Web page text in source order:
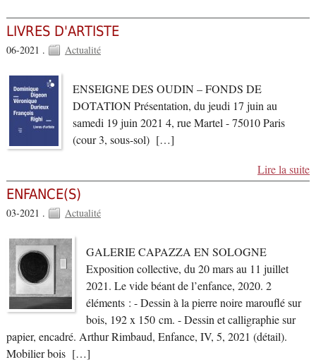
LIVRES D'ARTISTE
06-2021 . Actualité
ENSEIGNE DES OUDIN – FONDS DE
DOTATION Présentation, du jeudi 17 juin au
samedi 19 juin 2021 4, rue Martel - 75010 Paris
(cour 3, sous-sol) […]
Lire la suite
ENFANCE(S)
03-2021 . Actualité
GALERIE CAPAZZA EN SOLOGNE
Exposition collective, du 20 mars au 11 juillet
2021. Le vide béant de l’enfance, 2020. 2
éléments : - Dessin à la pierre noire marouflé sur
bois, 192 x 150 cm. - Dessin et calligraphie sur
papier, encadré. Arthur Rimbaud, Enfance, IV, 5, 2021 (détail).
Mobilier bois […]